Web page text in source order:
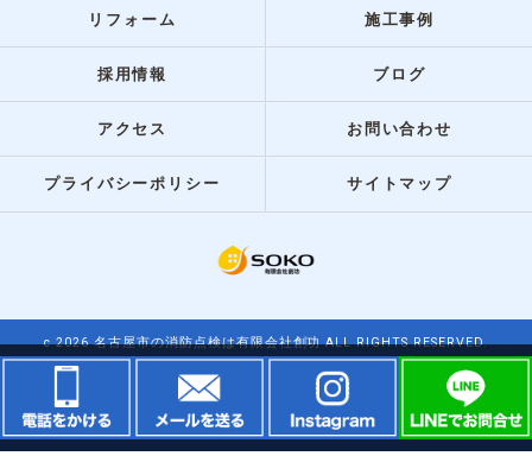
リフォーム 施工事例
採用情報 ブログ
アクセス お問い合わせ
プライバシーポリシー サイトマップ
c 2026 名古屋市の消防点検は有限会社創功 ALL RIGHTS RESERVED.